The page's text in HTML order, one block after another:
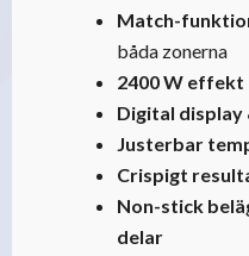
Match-
båda zonerna
2400 W effekt
Digital
Justerbar
Crispigt
Non-stick
delar